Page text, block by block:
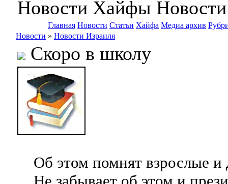
Новости Хайфы
Главная Новости Статьи Хайфа Медиа архив
Новости » Новости Израиля
Скоро в школу
Об этом помнят взрослые и